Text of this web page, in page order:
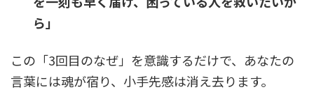
ら」
この「3回目のなぜ」を意識するだけで、あなたの
言葉には魂が宿り、小手先感は消え去ります。